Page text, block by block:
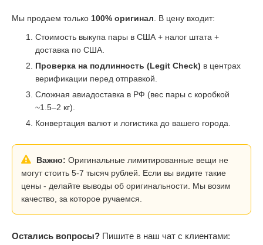
Мы продаем только 100% оригинал . В цену входит:
Стоимость выкупа пары в США + налог штата +
доставка по США.
Проверка на подлинность (Legit Check) в центрах
верификации перед отправкой.
Сложная авиадоставка в РФ (вес пары с коробкой
~1.5–2 кг).
Конвертация валют и логистика до вашего города.
Важно: Оригинальные лимитированные вещи не
могут стоить 5-7 тысяч рублей. Если вы видите такие
цены - делайте выводы об оригинальности. Мы возим
качество, за которое ручаемся.
Остались вопросы? Пишите в наш чат с клиентами: